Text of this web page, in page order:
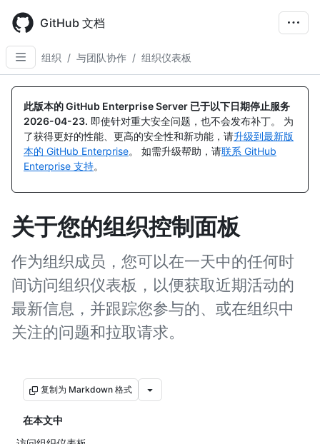
main
content
GitHub 文档
组织 / 与团队协作 / 组织仪表板
此版本的 GitHub Enterprise Server 已于以下日期停止服务
2026-04-23. 即使针对重大安全问题，也不会发布补丁。 为
了获得更好的性能、更高的安全性和新功能，请升级到最新版
本的 GitHub Enterprise。 如需升级帮助，请联系 GitHub
Enterprise 支持。
关于您的组织控制面板
作为组织成员，您可以在一天中的任何时
间访问组织仪表板，以便获取近期活动的
最新信息，并跟踪您参与的、或在组织中
关注的问题和拉取请求。
复制为 Markdown 格式
在本文中